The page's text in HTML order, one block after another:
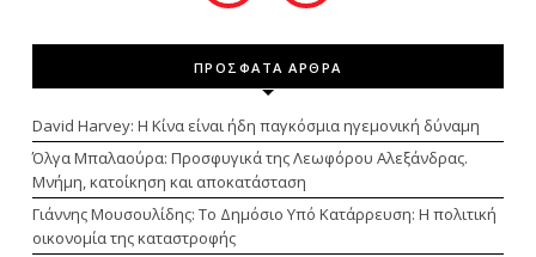
ΠΡΟΣΦΑΤΑ ΑΡΘΡΑ
David Harvey: Η Κίνα είναι ήδη παγκόσμια ηγεμονική δύναμη
Όλγα Μπαλαούρα: Προσφυγικά της Λεωφόρου Αλεξάνδρας.
Μνήμη, κατοίκηση και αποκατάσταση
Γιάννης Μουσουλίδης: Το Δημόσιο Υπό Κατάρρευση: Η πολιτική
οικονομία της καταστροφής